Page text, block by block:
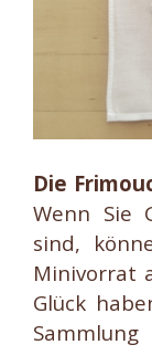
Die
Wenn Sie
sind,
Minivorrat
Glück